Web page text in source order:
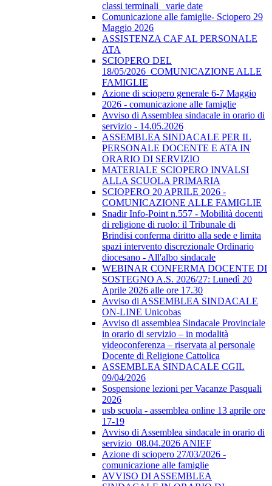
classi terminali_ varie date
Comunicazione alle famiglie- Sciopero 29
Maggio 2026
ASSISTENZA CAF AL PERSONALE
ATA
SCIOPERO DEL
18/05/2026_COMUNICAZIONE ALLE
FAMIGLIE
Azione di sciopero generale 6-7 Maggio
2026 - comunicazione alle famiglie
Avviso di Assemblea sindacale in orario di
servizio - 14.05.2026
ASSEMBLEA SINDACALE PER IL
PERSONALE DOCENTE E ATA IN
ORARIO DI SERVIZIO
MATERIALE SCIOPERO INVALSI
ALLA SCUOLA PRIMARIA
SCIOPERO 20 APRILE 2026 -
COMUNICAZIONE ALLE FAMIGLIE
Snadir Info-Point n.557 - Mobilità docenti
di religione di ruolo: il Tribunale di
Brindisi conferma diritto alla sede e limita
spazi intervento discrezionale Ordinario
diocesano - All'albo sindacale
WEBINAR CONFERMA DOCENTE DI
SOSTEGNO A.S. 2026/27: Lunedì 20
Aprile 2026 alle ore 17.30
Avviso di ASSEMBLEA SINDACALE
ON-LINE Unicobas
Avviso di assemblea Sindacale Provinciale
in orario di servizio – in modalità
videoconferenza – riservata al personale
Docente di Religione Cattolica
ASSEMBLEA SINDACALE CGIL
09/04/2026
Sospensione lezioni per Vacanze Pasquali
2026
usb scuola - assemblea online 13 aprile ore
17-19
Avviso di Assemblea sindacale in orario di
servizio_08.04.2026 ANIEF
Azione di sciopero 27/03/2026 -
comunicazione alle famiglie
AVVISO DI ASSEMBLEA